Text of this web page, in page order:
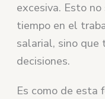
excesiva. Esto
tiempo en el
salarial, sino
decisiones.
Es como de esta